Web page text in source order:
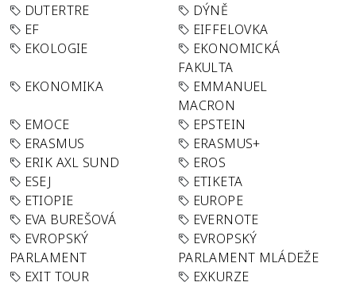
DUTERTRE
DÝNĚ
EF
EIFFELOVKA
EKOLOGIE
EKONOMICKÁ
FAKULTA
EKONOMIKA
EMMANUEL
MACRON
EMOCE
EPSTEIN
ERASMUS
ERASMUS+
ERIK AXL SUND
EROS
ESEJ
ETIKETA
ETIOPIE
EUROPE
EVA BUREŠOVÁ
EVERNOTE
EVROPSKÝ
PARLAMENT
EVROPSKÝ
PARLAMENT MLÁDEŽE
EXIT TOUR
EXKURZE